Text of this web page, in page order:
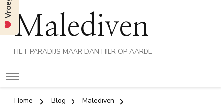
Malediven
HET PARADIJS MAAR DAN HIER OP AARDE
Home Blog
Malediven